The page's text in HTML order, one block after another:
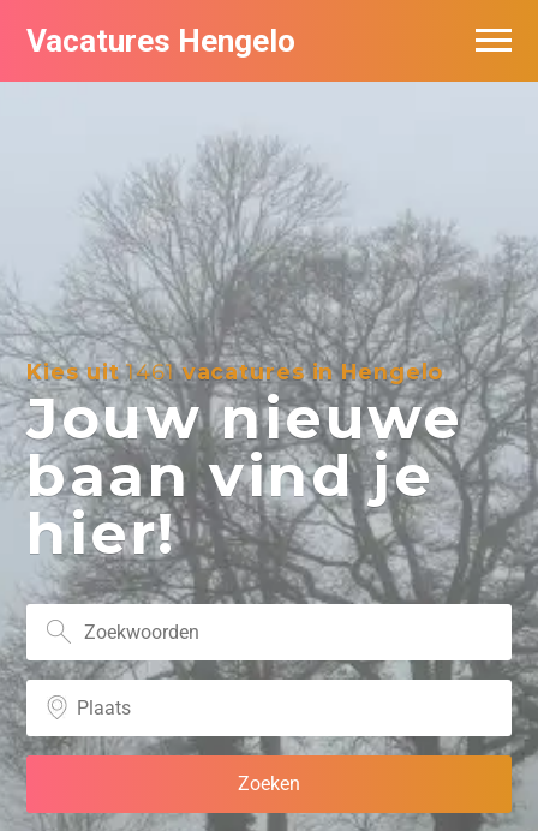
Vacatures Hengelo
Kies uit1461vacatures in Hengelo
Jouw nieuwe
baan vind je
hier!
Vacatures per bedrijf in Hengelo
Nieuwsbrief feed